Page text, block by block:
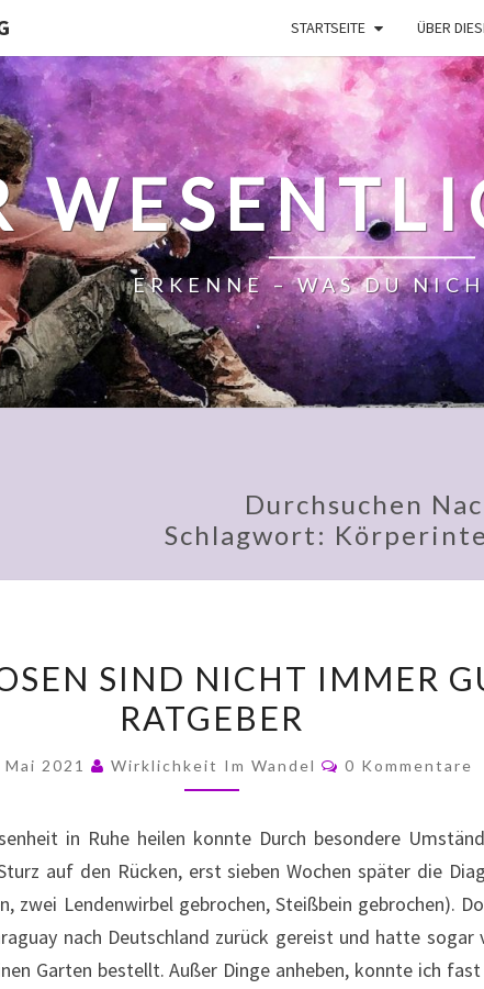
STARTSEITE ÜBER
ERKENNE – WAS DU
Durchsuchen
Schlagwort:
SIND
NICHT
GUTE
SIND NICHT IMMER
RATGEBER
Mai 2021 Wirklichkeit Im Wandel Kommentare
0 Kommentare
in Ruhe heilen konnte Durch besondere
auf den Rücken, erst sieben Wochen später die
zwei Lendenwirbel gebrochen, Steißbein gebrochen).
nach Deutschland zurück gereist und hatte sogar
Garten bestellt. Außer Dinge anheben, konnte ich